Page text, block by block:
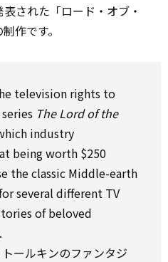
された「ロード・オブ・
作です。
television rights to
series The Lord of the
industry
at being worth $250
the classic Middle-earth
several different TV
of beloved
トールキンのファンタジ